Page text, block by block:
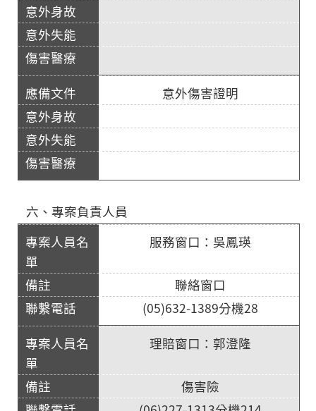
意外傷害證明
六、專案負責人員
服務窗口：吳鳳瑛
聯絡窗口
(05)632-1389分機28
理賠窗口：郭澄隆
傷害險